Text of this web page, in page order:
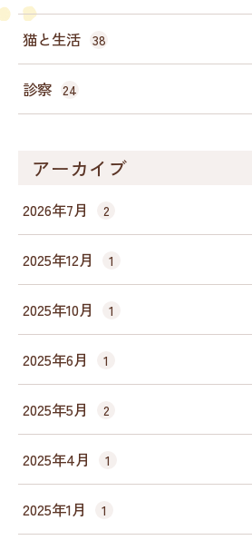
猫と生活 38
診察 24
アーカイブ
2026年7月 2
2025年12月 1
2025年10月 1
2025年6月 1
2025年5月 2
2025年4月 1
2025年1月 1